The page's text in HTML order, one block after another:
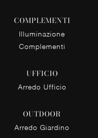
COMPLEMENTI
Illuminazione
Complementi
UFFICIO
Arredo Ufficio
OUTDOOR
Arredo Giardino